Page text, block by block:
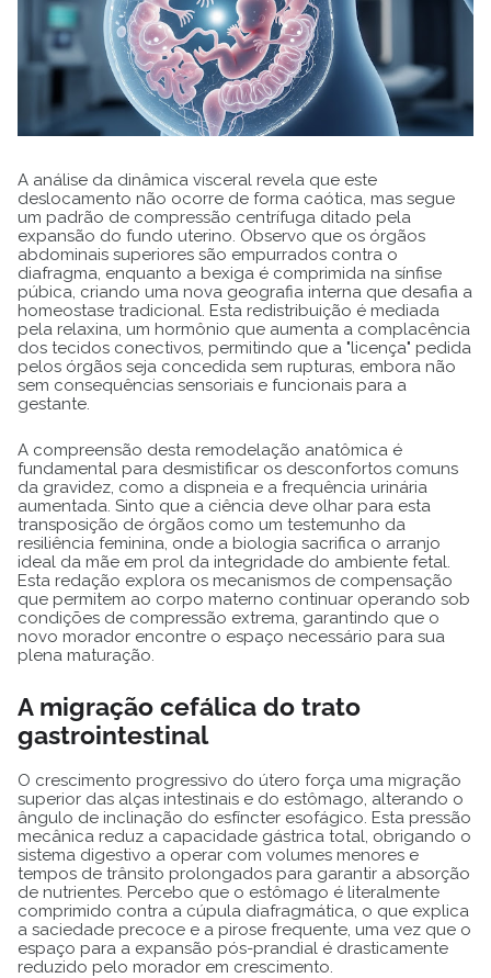
A análise da dinâmica visceral revela que este
deslocamento não ocorre de forma caótica, mas segue
um padrão de compressão centrífuga ditado pela
expansão do fundo uterino. Observo que os órgãos
abdominais superiores são empurrados contra o
diafragma, enquanto a bexiga é comprimida na sínfise
púbica, criando uma nova geografia interna que desafia a
homeostase tradicional. Esta redistribuição é mediada
pela relaxina, um hormônio que aumenta a complacência
dos tecidos conectivos, permitindo que a "licença" pedida
pelos órgãos seja concedida sem rupturas, embora não
sem consequências sensoriais e funcionais para a
gestante.
A compreensão desta remodelação anatômica é
fundamental para desmistificar os desconfortos comuns
da gravidez, como a dispneia e a frequência urinária
aumentada. Sinto que a ciência deve olhar para esta
transposição de órgãos como um testemunho da
resiliência feminina, onde a biologia sacrifica o arranjo
ideal da mãe em prol da integridade do ambiente fetal.
Esta redação explora os mecanismos de compensação
que permitem ao corpo materno continuar operando sob
condições de compressão extrema, garantindo que o
novo morador encontre o espaço necessário para sua
plena maturação.
A migração cefálica do trato
gastrointestinal
O crescimento progressivo do útero força uma migração
superior das alças intestinais e do estômago, alterando o
ângulo de inclinação do esfíncter esofágico. Esta pressão
mecânica reduz a capacidade gástrica total, obrigando o
sistema digestivo a operar com volumes menores e
tempos de trânsito prolongados para garantir a absorção
de nutrientes. Percebo que o estômago é literalmente
comprimido contra a cúpula diafragmática, o que explica
a saciedade precoce e a pirose frequente, uma vez que o
espaço para a expansão pós-prandial é drasticamente
reduzido pelo morador em crescimento.